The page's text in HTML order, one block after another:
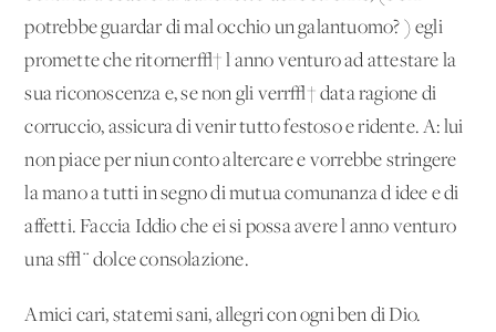
potrebbe guardar di mal occhio un galantuomo? ) egli
promette che ritorner√† l'anno venturo ad attestare la
sua riconoscenza e, se non gli verr√† data ragione di
corruccio, assicura di venir tutto festoso e ridente. A: lui
non piace per niun conto altercare e vorrebbe stringere
la mano a tutti in segno di mutua comunanza d'idee e di
affetti. Faccia Iddio che ei si possa avere l'anno venturo
una s√¨ dolce consolazione.
Amici cari, statemi sani, allegri con ogni ben di Dio.